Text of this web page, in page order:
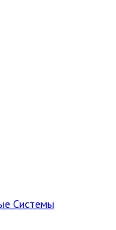
Системы